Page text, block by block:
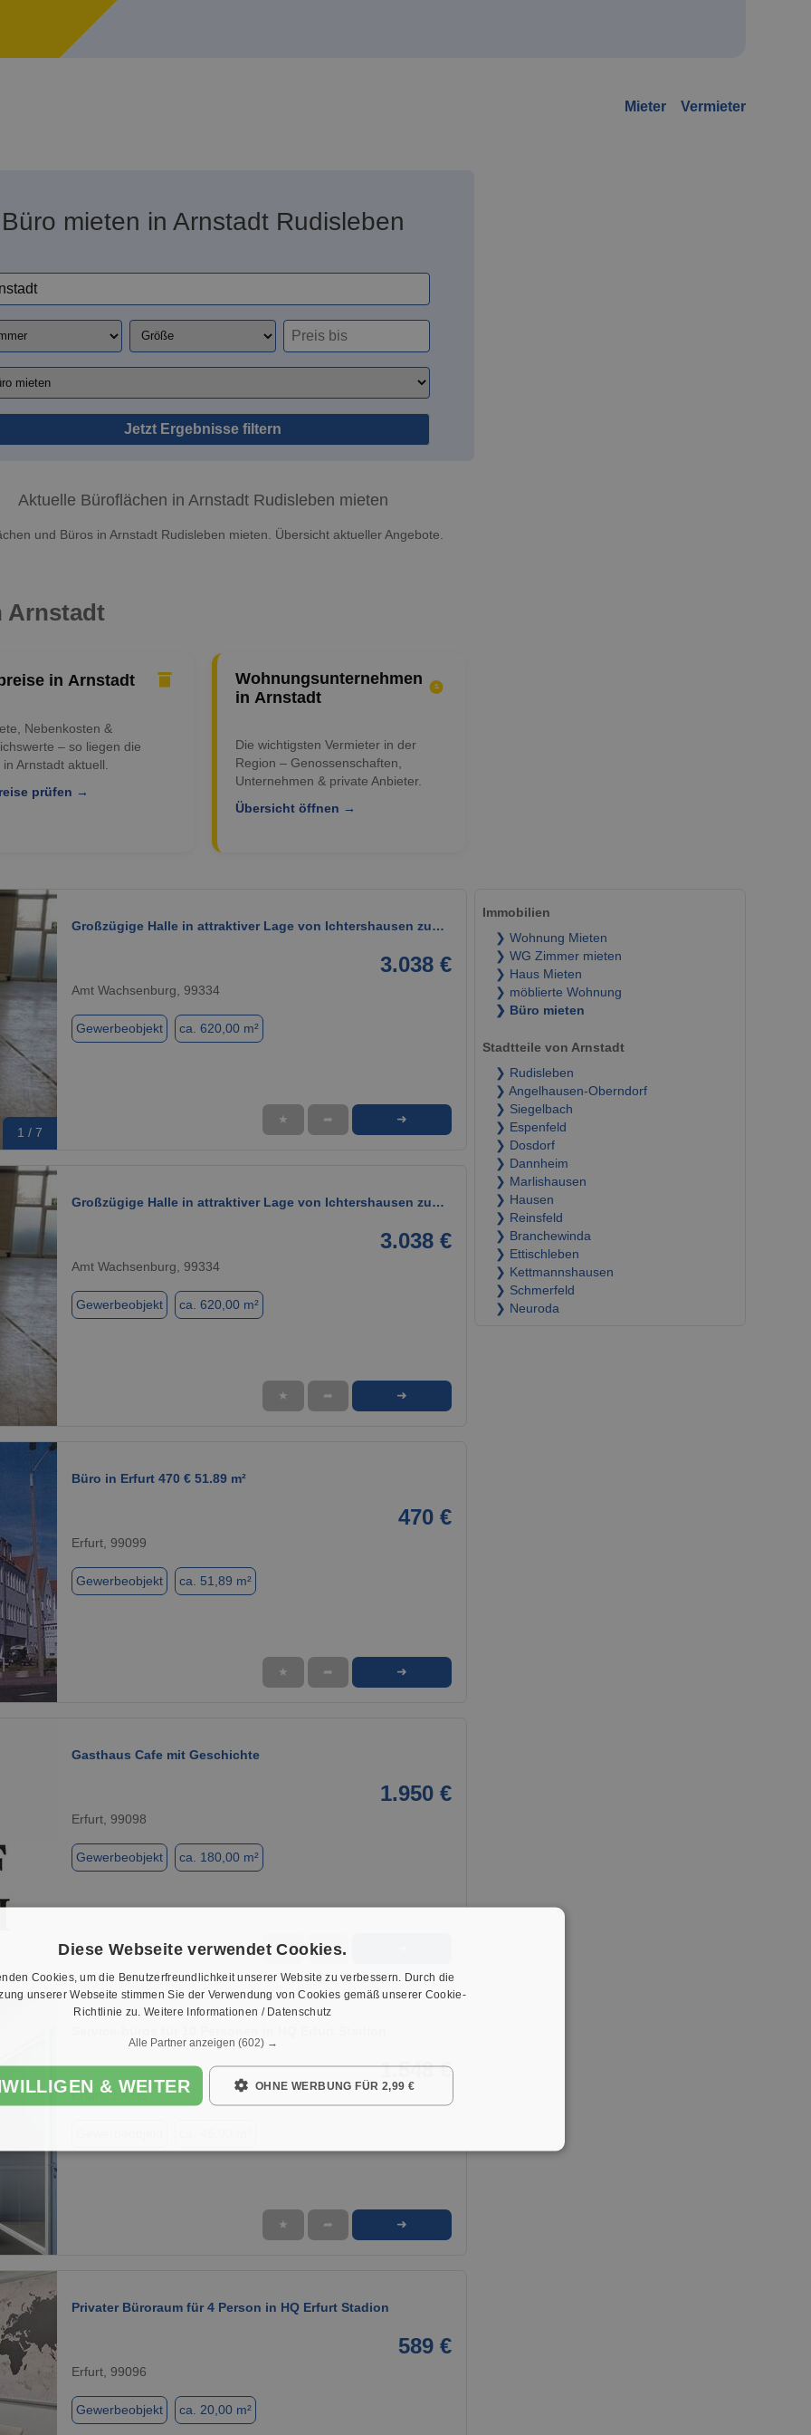
Mieter Vermieter
Büro mieten in Arnstadt Rudisleben
Jetzt Ergebnisse filtern
Aktuelle Büroflächen in Arnstadt Rudisleben mieten
und Büros in Arnstadt Rudisleben mieten. Übersicht aktueller Angebote.
Arnstadt
in Arnstadt
Nebenkosten &
– so liegen die
Arnstadt aktuell.
prüfen →
Wohnungsunternehmen
in Arnstadt
Die wichtigsten Vermieter in der
Region – Genossenschaften,
Unternehmen & private Anbieter.
Übersicht öffnen →
1 / 7
Großzügige Halle in attraktiver Lage von Ichtershausen zu…
3.038 €
Amt Wachsenburg, 99334
Gewerbeobjekt ca. 620,00 m²
★ ➦ ➜
Großzügige Halle in attraktiver Lage von Ichtershausen zu…
3.038 €
Amt Wachsenburg, 99334
Gewerbeobjekt ca. 620,00 m²
★ ➦ ➜
1 / 1
Büro in Erfurt 470 € 51.89 m²
470 €
Erfurt, 99099
Gewerbeobjekt ca. 51,89 m²
★ ➦ ➜
Gasthaus Cafe mit Geschichte
1.950 €
Erfurt, 99098
Gewerbeobjekt ca. 180,00 m²
★ ➦
1 / 9
1.548 €
Erfurt, 99096
★ ➦ ➜
Privater Büroraum für 4 Person in HQ Erfurt Stadion
589 €
Erfurt, 99096
Gewerbeobjekt ca. 20,00 m²
Immobilien
❯ Wohnung Mieten
❯ WG Zimmer mieten
❯ Haus Mieten
❯ möblierte Wohnung
❯ Büro mieten
Stadtteile von Arnstadt
❯ Rudisleben
❯ Angelhausen-Oberndorf
❯ Siegelbach
❯ Espenfeld
❯ Dosdorf
❯ Dannheim
❯ Marlishausen
❯ Hausen
❯ Reinsfeld
❯ Branchewinda
❯ Ettischleben
❯ Kettmannshausen
❯ Schmerfeld
❯ Neuroda
Diese Webseite verwendet Cookies.
Cookies, um die Benutzerfreundlichkeit unserer Website zu verbessern. Durch die
unserer Webseite stimmen Sie der Verwendung von Cookies gemäß unserer Cookie-
Richtlinie zu. Weitere Informationen / Datenschutz
Alle Partner anzeigen (602) →
& WEITER OHNE WERBUNG FÜR 2,99 €